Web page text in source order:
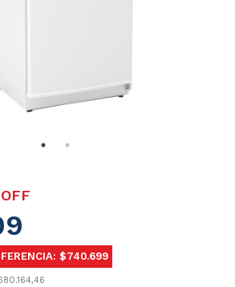
$740.699